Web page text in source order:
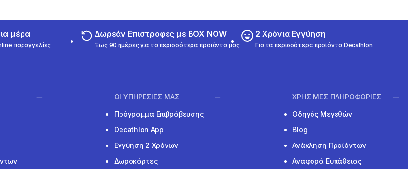
μέρα
παραγγελίες
Δωρεάν Επιστροφές με BOX NOW
Έως 90 ημέρες για τα περισσότερα προϊόντα μας
2 Χρόνια Εγγύηση
Για τα περισσότερα προϊόντα Decathlon
ΟΙ ΥΠΗΡΕΣΙΕΣ ΜΑΣ
Πρόγραμμα Επιβράβευσης
Decathlon App
Εγγύηση 2 Χρόνων
Δωροκάρτες
ΧΡΗΣΙΜΕΣ ΠΛΗΡΟΦΟΡΙΕΣ
Οδηγός Μεγεθών
Blog
Ανάκληση Προϊόντων
Αναφορά Ευπάθειας